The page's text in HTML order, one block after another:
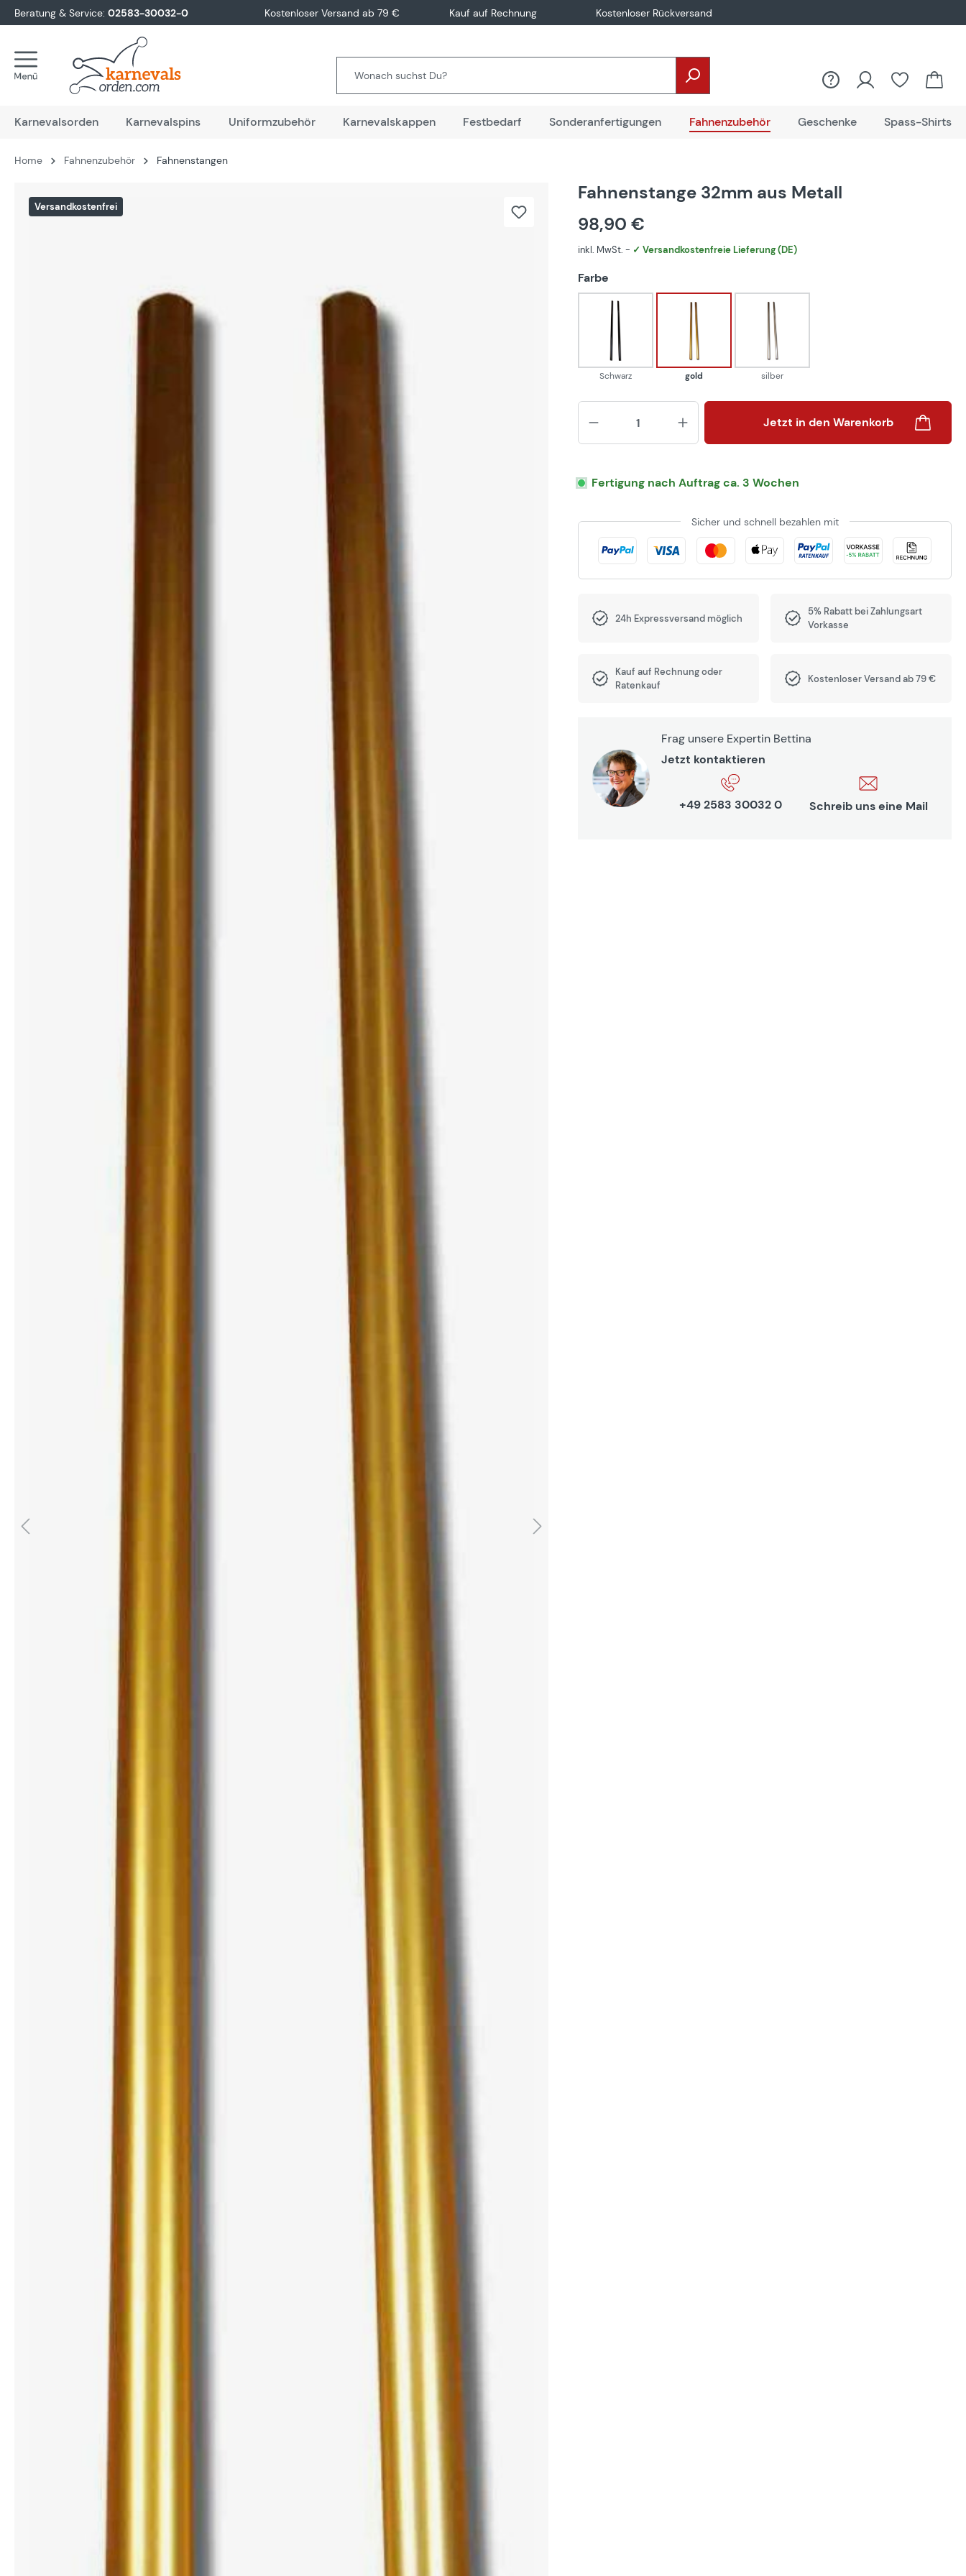
Zur Hauptnavigation springen
Beratung & Service: 02583-30032-0 Kostenloser Versand ab 79 € Kauf auf Rechnung Kostenloser Rückversand
Karnevalsorden Karnevalspins Uniformzubehör Karnevalskappen Festbedarf Sonderanfertigungen Fahnenzubehör Geschenke Spass-Shirts
Home Fahnenzubehör Fahnenstangen
Versandkostenfrei
Fahnenstange 32mm aus Metall
98,90 €
inkl. MwSt. - ✓ Versandkostenfreie Lieferung (DE)
Farbe
Schwarz
Schwarz
gold
gold
silber
silber
Produkt Anzahl: Gib den
Jetzt in den Warenkorb
Fertigung nach Auftrag ca. 3 Wochen
Sicher und schnell bezahlen mit
24h Expressversand möglich
5% Rabatt bei Zahlungsart
Vorkasse
Kauf auf Rechnung oder
Ratenkauf
Kostenloser Versand ab 79 €
Frag unsere Expertin Bettina
Jetzt kontaktieren
+49 2583 30032 0 Schreib uns eine Mail